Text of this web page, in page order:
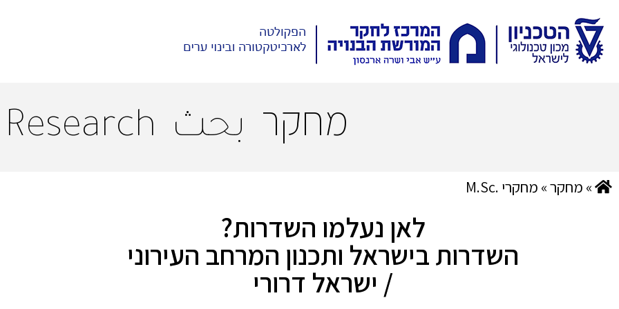
מחקר بحث Research
» מחקר» מחקרי .M.Sc
לאן נעלמו השדרות?
השדרות בישראל ותכנון המרחב העירוני
/ ישראל דרורי